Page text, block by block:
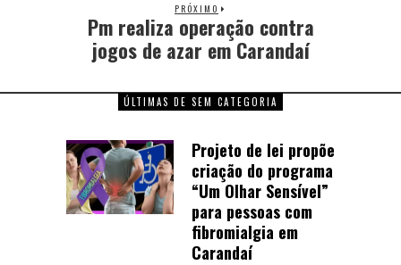
PRÓXIMO
Pm realiza operação contra
jogos de azar em Carandaí
ÚLTIMAS DE SEM CATEGORIA
Projeto de lei propõe
criação do programa
“Um Olhar Sensível”
para pessoas com
fibromialgia em
Carandaí